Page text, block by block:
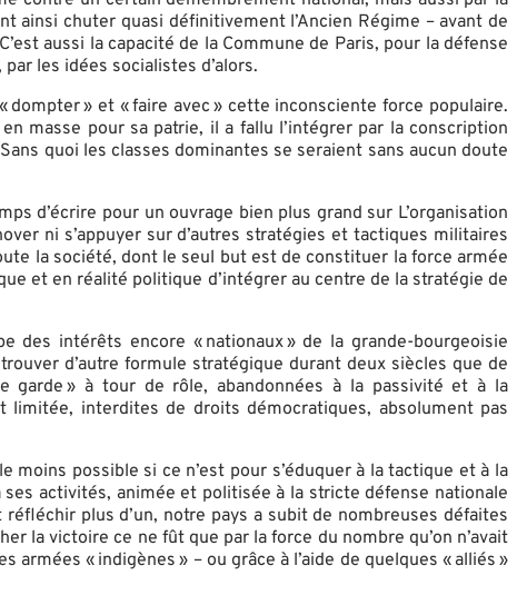
ainsi chuter quasi définitivement l’Ancien Régime – avant de
aussi la capacité de la Commune de Paris, pour la défense
les idées socialistes d’alors.
» et « faire avec » cette inconsciente force populaire.
masse pour sa patrie, il a fallu l’intégrer par la conscription
quoi les classes dominantes se seraient sans aucun doute
d’écrire pour un ouvrage bien plus grand sur L’organisation
ni s’appuyer sur d’autres stratégies et tactiques militaires
la société, dont le seul but est de constituer la force armée
et en réalité politique d’intégrer au centre de la stratégie de
des intérêts encore « nationaux » de la grande-bourgeoisie
d’autre formule stratégique durant deux siècles que de
garde » à tour de rôle, abandonnées à la passivité et à la
interdites de droits démocratiques, absolument pas
possible si ce n’est pour s’éduquer à la tactique et à la
activités, animée et politisée à la stricte défense nationale
plus d’un, notre pays a subit de nombreuses défaites
la victoire ce ne fût que par la force du nombre qu’on n’avait
« indigènes » – ou grâce à l’aide de quelques « alliés »